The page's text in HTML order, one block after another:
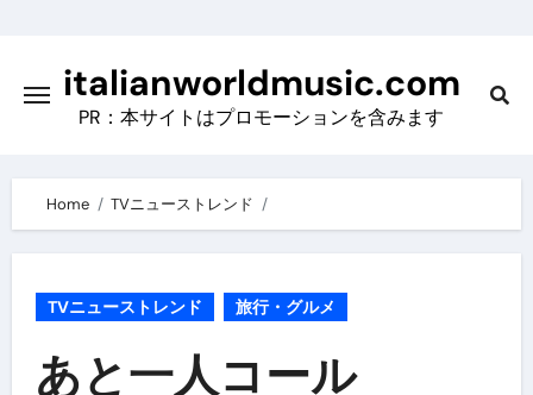
contentitalianworldmusic.com
PR：本サイトはプロモーションを含みます
Home TVニューストレンド
TVニューストレンド 旅行・グルメ
あと一人コール